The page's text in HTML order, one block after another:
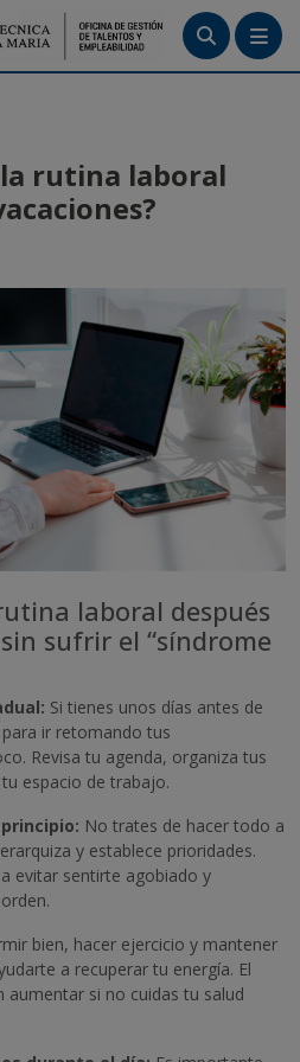
Crea tu cuenta
rutina laboral
laboral después
sufrir el “síndrome
Si tienes unos días antes de
ir retomando tus
Revisa tu agenda, organiza tus
espacio de trabajo.
No trates de hacer todo a
y establece prioridades.
evitar sentirte agobiado y
bien, hacer ejercicio y mantener
a recuperar tu energía. El
aumentar si no cuidas tu salud